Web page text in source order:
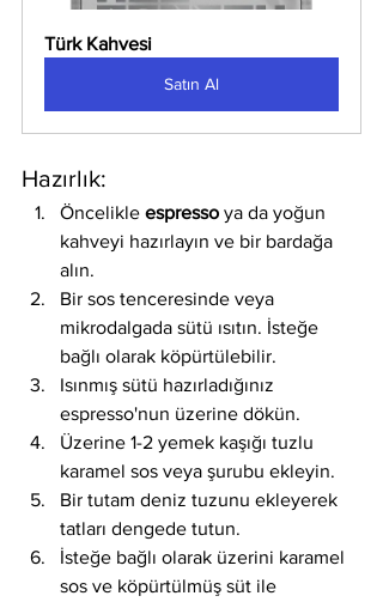
Türk Kahvesi
Satın Al
Hazırlık:
Öncelikle espresso ya da yoğun
kahveyi hazırlayın ve bir bardağa
alın.
Bir sos tenceresinde veya
mikrodalgada sütü ısıtın. İsteğe
bağlı olarak köpürtülebilir.
Isınmış sütü hazırladığınız
espresso'nun üzerine dökün.
Üzerine 1-2 yemek kaşığı tuzlu
karamel sos veya şurubu ekleyin.
Bir tutam deniz tuzunu ekleyerek
tatları dengede tutun.
İsteğe bağlı olarak üzerini karamel
sos ve köpürtülmüş süt ile